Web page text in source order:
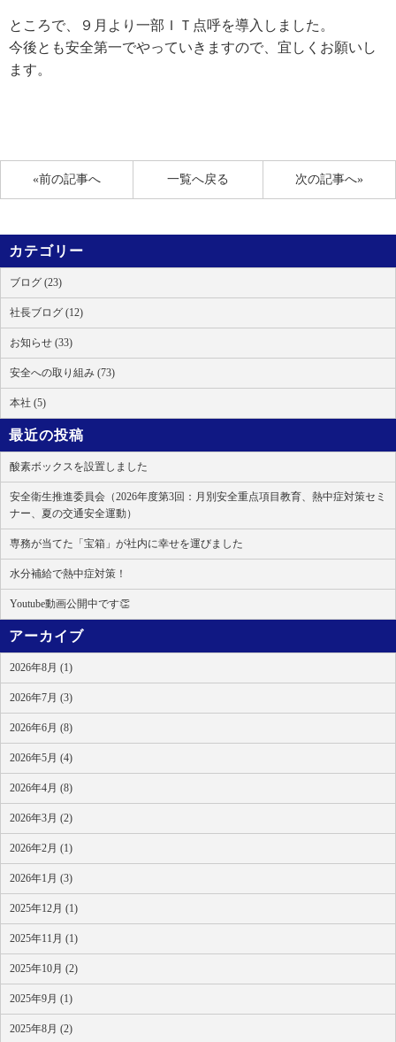
ところで、９月より一部ＩＴ点呼を導入しました。
今後とも安全第一でやっていきますので、宜しくお願いし
ます。
«前の記事へ 次の記事へ»
一覧へ戻る
カテゴリー
ブログ (23)
社長ブログ (12)
お知らせ (33)
安全への取り組み (73)
本社 (5)
最近の投稿
酸素ボックスを設置しました
安全衛生推進委員会（2026年度第3回：月別安全重点項目教育、熱中症対策セミ
ナー、夏の交通安全運動）
専務が当てた「宝箱」が社内に幸せを運びました
水分補給で熱中症対策！
Youtube動画公開中です👏
アーカイブ
2026年8月 (1)
2026年7月 (3)
2026年6月 (8)
2026年5月 (4)
2026年4月 (8)
2026年3月 (2)
2026年2月 (1)
2026年1月 (3)
2025年12月 (1)
2025年11月 (1)
2025年10月 (2)
2025年9月 (1)
2025年8月 (2)